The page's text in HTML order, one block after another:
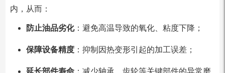
内，从而：
防止油品劣化：避免高温导致的氧化、粘度下降；
保障设备精度：抑制因热变形引起的加工误差；